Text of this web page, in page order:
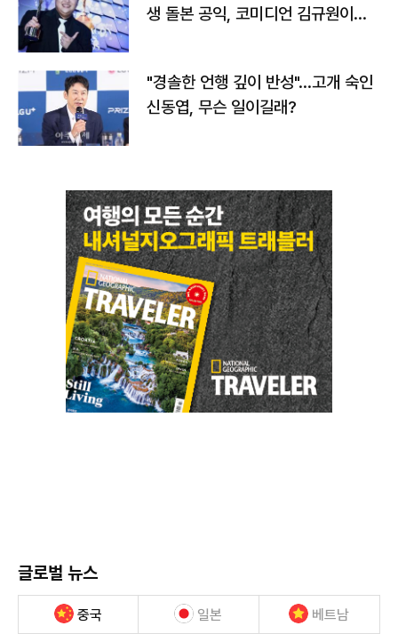
생 돌본 공익, 코미디언 김규원이었
"경솔한 언행 깊이 반성"…고개 숙인
신동엽, 무슨 일이길래?
글로벌 뉴스
중국 일본 베트남